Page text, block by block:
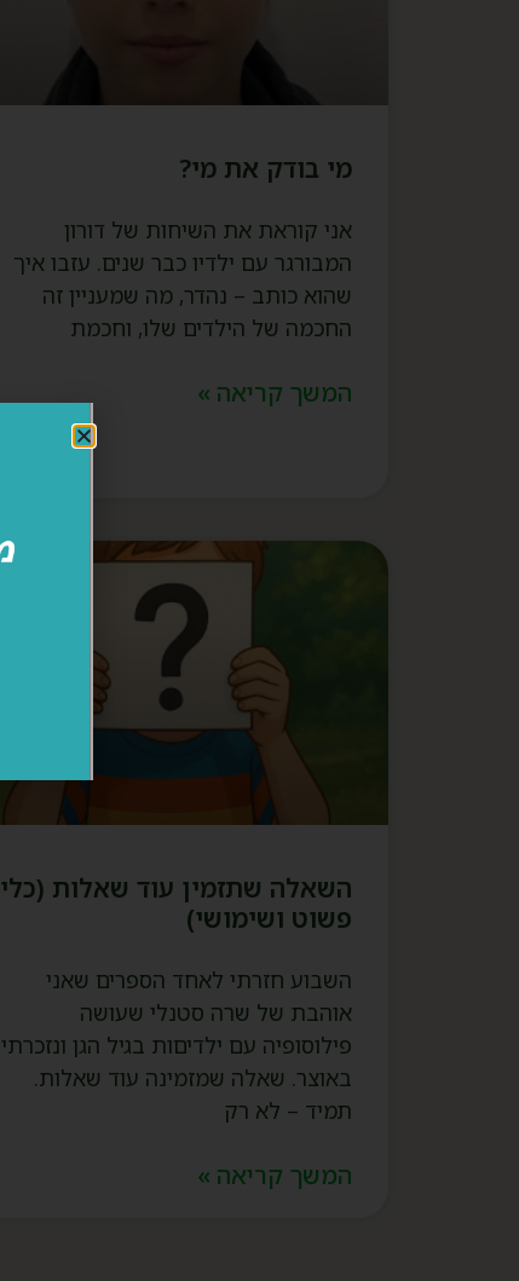
מי בודק את מי?
אני קוראת את השיחות של דורון
המבורגר עם ילדיו כבר שנים. עזבו איך
שהוא כותב – נהדר, מה שמעניין זה
החכמה של הילדים שלו, וחכמת
המשך קריאה »
השאלה שתזמין עוד שאלות (כלי
פשוט ושימושי)
השבוע חזרתי לאחד הספרים שאני
אוהבת של שרה סטנלי שעושה
פילוסופיה עם ילדיםות בגיל הגן ונזכרתי
באוצר. שאלה שמזמינה עוד שאלות.
תמיד – לא רק
המשך קריאה »